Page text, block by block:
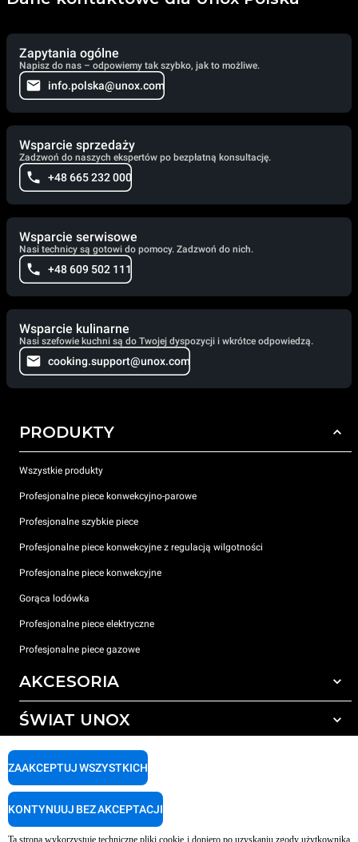
Zapytania ogólne
Napisz do nas – odpowiemy tak szybko, jak to możliwe.
info.polska@unox.com
Wsparcie sprzedaży
Zadzwoń do naszych ekspertów po bezpłatną konsultację.
+48 665 232 000
Wsparcie serwisowe
Nasi technicy są gotowi do pomocy. Zadzwoń do nich.
+48 609 502 111
Wsparcie kulinarne
Nasi szefowie kuchni są do Twojej dyspozycji i wkrótce odpowiedzą.
cooking.support@unox.com
PRODUKTY
Wszystkie produkty
Profesjonalne piece konwekcyjno-parowe
Profesjonalne szybkie piece
Profesjonalne piece konwekcyjne z regulacją wilgotności
Profesjonalne piece konwekcyjne
Gorąca lodówka
Profesjonalne piece elektryczne
Profesjonalne piece gazowe
AKCESORIA
Wszystkie akcesoria
Detergenty do ręcznego mycia
Uzdatnianie wody z filtrem żywicznym
Uzdatnianie wody metodą odwróconej osmozy
ŚWIAT UNOX
Ta strona wykorzystuje techniczne pliki cookie i dopiero po uzyskaniu zgody użytkownika
ZAAKCEPTUJ WSZYSTKICH
KONTYNUUJ BEZ AKCEPTACJI